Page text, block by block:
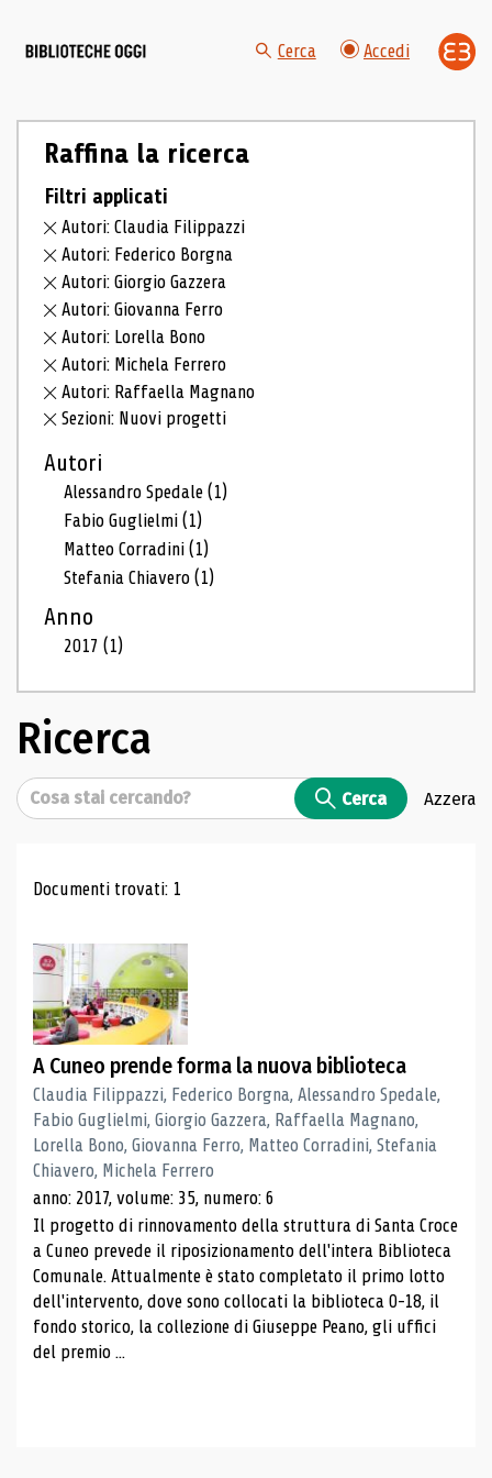
Cerca Accedi
Raffina la ricerca
Filtri applicati
Autori: Claudia Filippazzi
Autori: Federico Borgna
Autori: Giorgio Gazzera
Autori: Giovanna Ferro
Autori: Lorella Bono
Autori: Michela Ferrero
Autori: Raffaella Magnano
Sezioni: Nuovi progetti
Autori
Alessandro Spedale(1)
Fabio Guglielmi(1)
Matteo Corradini(1)
Stefania Chiavero(1)
Anno
2017(1)
Ricerca
Cerca Cerca Azzera
Risultati di ricerca
Documenti trovati: 1
A Cuneo prende forma la nuova biblioteca
Claudia Filippazzi, Federico Borgna, Alessandro Spedale,
Fabio Guglielmi, Giorgio Gazzera, Raffaella Magnano,
Lorella Bono, Giovanna Ferro, Matteo Corradini, Stefania
Chiavero, Michela Ferrero
anno: 2017, volume: 35, numero: 6
Il progetto di rinnovamento della struttura di Santa Croce
a Cuneo prevede il riposizionamento dell'intera Biblioteca
Comunale. Attualmente è stato completato il primo lotto
dell'intervento, dove sono collocati la biblioteca 0-18, il
fondo storico, la collezione di Giuseppe Peano, gli uffici
del premio ...